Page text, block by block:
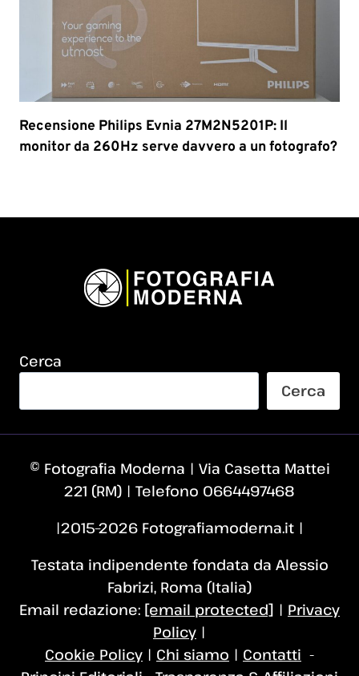
Recensione Philips Evnia 27M2N5201P: Il
monitor da 260Hz serve davvero a un fotografo?
Cerca
Cerca
© Fotografia Moderna | Via Casetta Mattei
221 (RM) | Telefono 0664497468
|2015–2026 Fotografiamoderna.it |
Testata indipendente fondata da Alessio
Fabrizi, Roma (Italia)
Email redazione: [email protected] | Privacy
Policy |
Cookie Policy | Chi siamo | Contatti -